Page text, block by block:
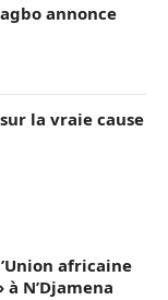
annonce
la vraie cause
africaine
N’Djamena